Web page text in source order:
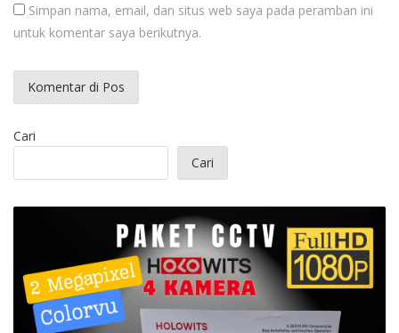
Simpan nama, email, dan situs web saya pada peramban ini
untuk komentar saya berikutnya.
Cari
Cari